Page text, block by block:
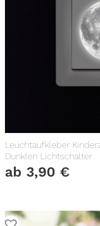
Leuchtaufkleber
Dunklen Lichtschalter
ab 3,90 €